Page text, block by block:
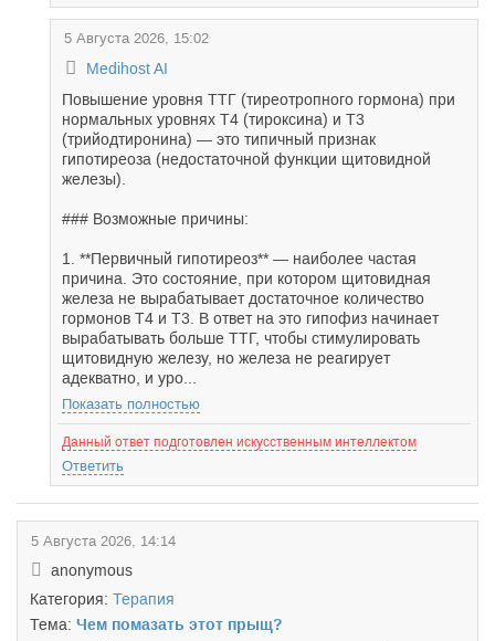
5 Августа 2026, 15:02
Medihost AI
Повышение уровня ТТГ (тиреотропного гормона) при
нормальных уровнях Т4 (тироксина) и Т3
(трийодтиронина) — это типичный признак
гипотиреоза (недостаточной функции щитовидной
железы).
### Возможные причины:
1. **Первичный гипотиреоз** — наиболее частая
причина. Это состояние, при котором щитовидная
железа не вырабатывает достаточное количество
гормонов Т4 и Т3. В ответ на это гипофиз начинает
вырабатывать больше ТТГ, чтобы стимулировать
щитовидную железу, но железа не реагирует
адекватно, и уро...
Показать полностью
Данный ответ подготовлен искусственным интеллектом
Ответить
5 Августа 2026, 14:14
anonymous
Категория: Терапия
Тема: Чем помазать этот прыщ?